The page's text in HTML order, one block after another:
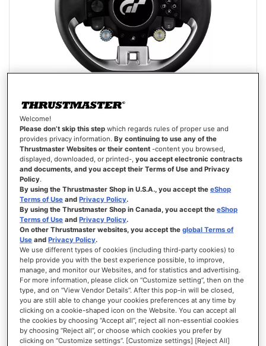
€ 249,99
IN WINKELWAGEN
VERLANGLIJST
WEERGEVEN
Welcome!
Please don’t skip this step which regards rules of proper use and
provides privacy information.By continuing to use any of the
Thrustmaster Websites or their content -content you browsed,
displayed, downloaded, or printed-,you accept electronic contracts
and documents, and you accept their Terms of Use and Privacy
Policy.
By using the Thrustmaster Shop in U.S.A., you accept theeShop
Terms of Use andPrivacy Policy.
By using the Thrustmaster Shop in Canada, you accept theeShop
Terms of Use andPrivacy Policy.
On other Thrustmaster websites, you accept theglobal Terms of
Use andPrivacy Policy.
We use different types of cookies (including third-party cookies) to
help provide you with the best experience possible, to improve,
manage, and monitor our Websites, and for statistics and advertising.
For more information, please click on “Customize setting”, then on the
type, and on “View Vendor Details”. After this pop-in will be closed,
you are still able to change your cookies preferences at any time by
clicking on a cookie-shaped icon on the Website. You can accept all
the cookies by choosing “Accept all”, reject all non-essential cookies
by choosing “Reject all”, or choose which cookies you prefer by
clicking on “Customize settings”. [Customize settings] [Reject All]